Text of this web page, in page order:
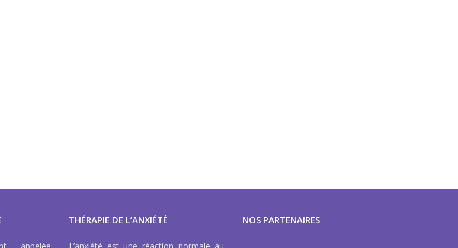
THÉRAPIE DE L’ANXIÉTÉ NOS PARTENAIRES